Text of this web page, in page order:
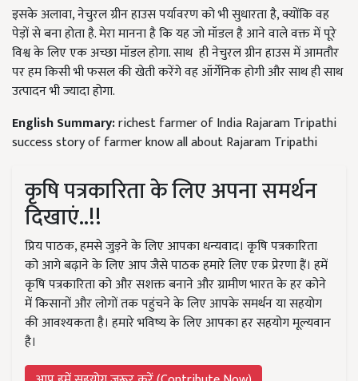
इसके अलावा, नेचुरल ग्रीन हाउस पर्यावरण को भी सुधारता है, क्योंकि वह
पेड़ों से बना होता है. मेरा मानना है कि यह जो मॉडल है आने वाले वक्त में पूरे
विश्व के लिए एक अच्छा मॉडल होगा. साथ ही नेचुरल ग्रीन हाउस में आमतौर
पर हम किसी भी फसल की खेती करेंगे वह ऑर्गेनिक होगी और साथ ही साथ
उत्पादन भी ज्यादा होगा.
English Summary:richest farmer of India Rajaram Tripathi
success story of farmer know all about Rajaram Tripathi
कृषि पत्रकारिता के लिए अपना समर्थन
दिखाएं..!!
प्रिय पाठक, हमसे जुड़ने के लिए आपका धन्यवाद। कृषि पत्रकारिता
को आगे बढ़ाने के लिए आप जैसे पाठक हमारे लिए एक प्रेरणा हैं। हमें
कृषि पत्रकारिता को और सशक्त बनाने और ग्रामीण भारत के हर कोने
में किसानों और लोगों तक पहुंचने के लिए आपके समर्थन या सहयोग
की आवश्यकता है। हमारे भविष्य के लिए आपका हर सहयोग मूल्यवान
है।